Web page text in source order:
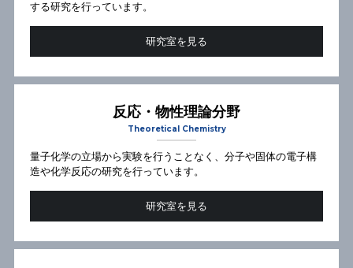
する研究を行っています。
研究室を見る
反応・物性理論分野
Theoretical Chemistry
量子化学の立場から実験を行うことなく、分子や固体の電子構
造や化学反応の研究を行っています。
研究室を見る